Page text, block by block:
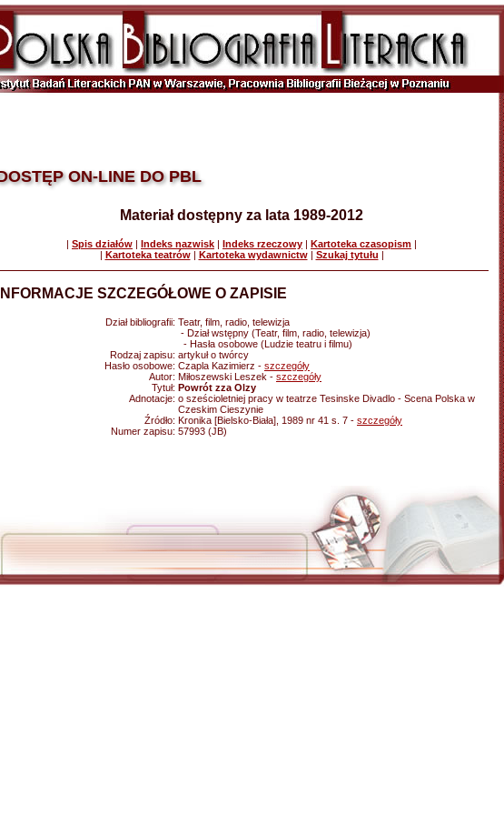
ON-LINE DO PBL
Materiał dostępny za lata 1989-2012
| Spis działów | Indeks nazwisk | Indeks rzeczowy | Kartoteka czasopism |
| Kartoteka teatrów| Kartoteka wydawnictw| Szukaj tytułu |
INFORMACJE SZCZEGÓŁOWE O ZAPISIE
Dział bibliografii: Teatr, film, radio, telewizja
- Dział wstępny (Teatr, film, radio, telewizja)
- Hasła osobowe (Ludzie teatru i filmu)
Rodzaj zapisu: artykuł o twórcy
Hasło osobowe: Czapla Kazimierz - szczegóły
Autor: Miłoszewski Leszek - szczegóły
Tytuł: Powrót zza Olzy
Adnotacje: o sześcioletniej pracy w teatrze Tesinske Divadlo - Scena Polska w
Czeskim Cieszynie
Źródło: Kronika [Bielsko-Biała], 1989 nr 41 s. 7 - szczegóły
Numer zapisu: 57993 (JB)